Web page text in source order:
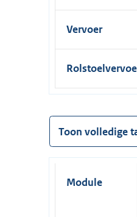
Vervoer
Toon volledige
Module